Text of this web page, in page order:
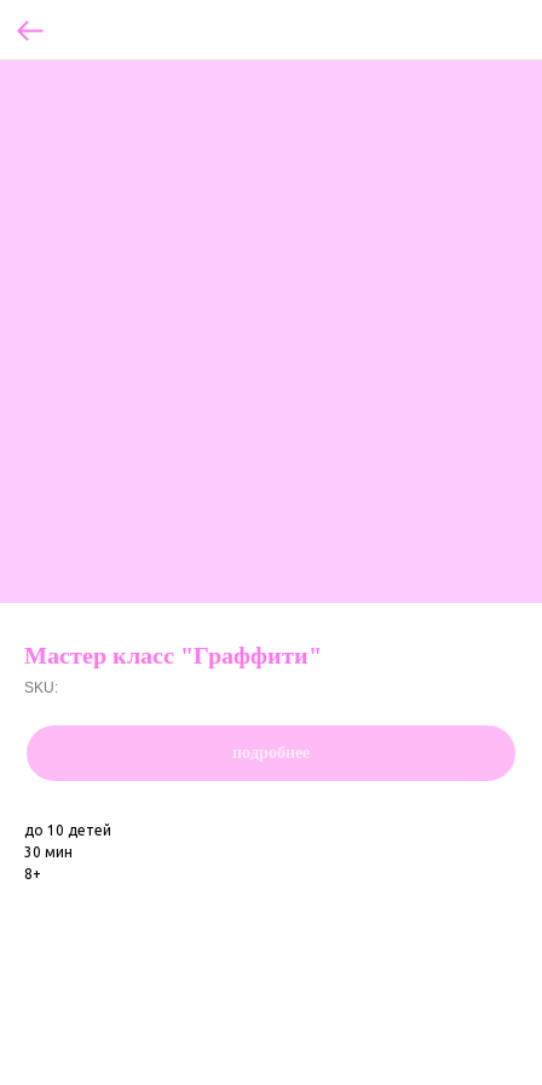
Мастер класс "Граффити"
SKU:
подробнее
до 10 детей
30 мин
8+